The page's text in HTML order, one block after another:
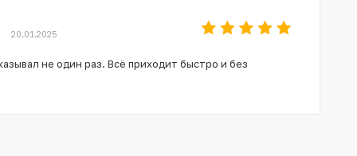
20.01.2025
не один раз. Всё приходит быстро и без